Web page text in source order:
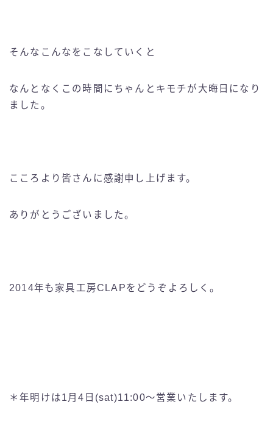
そんなこんなをこなしていくと
なんとなくこの時間にちゃんとキモチが大晦日になり
ました。
こころより皆さんに感謝申し上げます。
ありがとうございました。
2014年も家具工房CLAPをどうぞよろしく。
＊年明けは1月4日(sat)11:00〜営業いたします。